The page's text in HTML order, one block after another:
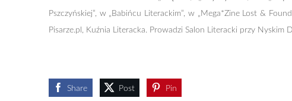
Pszczyńskiej”, w „Babińcu Literackim”, w „Mega*Zine Lost &
Pisarze.pl, Kuźnia Literacka. Prowadzi Salon Literacki przy Nyskim
Share Post Pin